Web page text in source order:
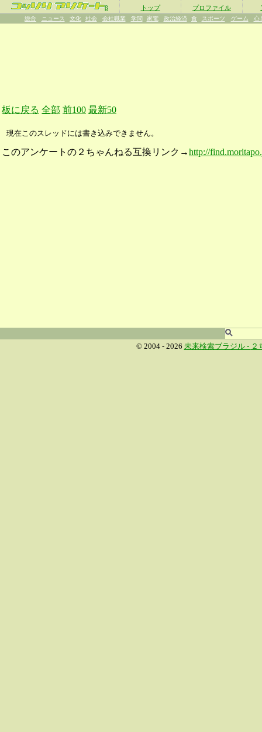
β トップ プロファイル
総合 ニュース 文化 社会 会社職業 学問 家電 政治経済 食 スポーツ ゲーム 心
板に戻る 全部 前100 最新50
現在このスレッドには書き込みできません。
このアンケートの２ちゃんねる互換リンク→http://
© 2004 - 2026 未来検索ブラジル - ２